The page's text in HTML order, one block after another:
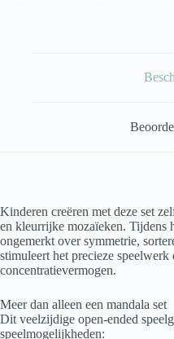
Kinderen creëren met deze set
en kleurrijke mozaïeken. Tijdens
ongemerkt over symmetrie,
stimuleert het precieze
concentratievermogen.
Meer dan alleen een mandala set
Dit veelzijdige open-ended
speelmogelijkheden: